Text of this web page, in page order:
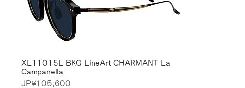
XL11015L BKG LineArt CHARMANT La
Campanella
價格
JP¥105,600